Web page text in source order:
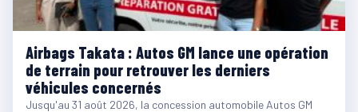
Airbags Takata : Autos GM lance une opération
de terrain pour retrouver les derniers
véhicules concernés
Jusqu'au 31 août 2026, la concession automobile Autos GM